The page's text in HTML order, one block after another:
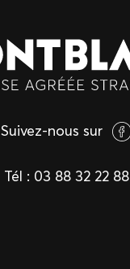
Suivez-nous sur
Tél : 03 88 32 22 88